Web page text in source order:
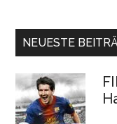
NEUESTE